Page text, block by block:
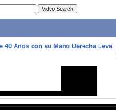
40 Años con su Mano Derecha Leva